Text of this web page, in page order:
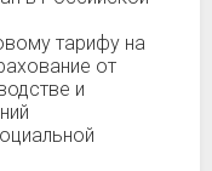
тарифу на
от
и